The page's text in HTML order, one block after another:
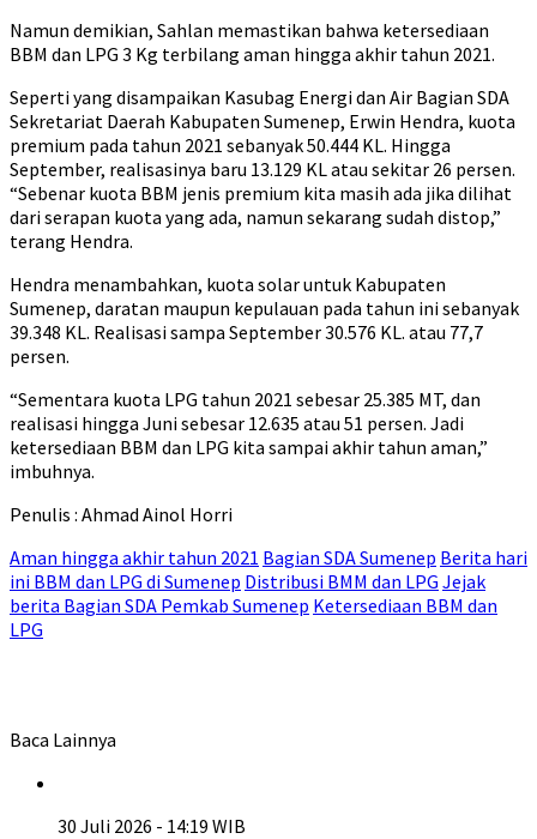
Namun demikian, Sahlan memastikan bahwa ketersediaan
BBM dan LPG 3 Kg terbilang aman hingga akhir tahun 2021.
Seperti yang disampaikan Kasubag Energi dan Air Bagian SDA
Sekretariat Daerah Kabupaten Sumenep, Erwin Hendra, kuota
premium pada tahun 2021 sebanyak 50.444 KL. Hingga
September, realisasinya baru 13.129 KL atau sekitar 26 persen.
“Sebenar kuota BBM jenis premium kita masih ada jika dilihat
dari serapan kuota yang ada, namun sekarang sudah distop,”
terang Hendra.
Hendra menambahkan, kuota solar untuk Kabupaten
Sumenep, daratan maupun kepulauan pada tahun ini sebanyak
39.348 KL. Realisasi sampa September 30.576 KL. atau 77,7
persen.
“Sementara kuota LPG tahun 2021 sebesar 25.385 MT, dan
realisasi hingga Juni sebesar 12.635 atau 51 persen. Jadi
ketersediaan BBM dan LPG kita sampai akhir tahun aman,”
imbuhnya.
Penulis : Ahmad Ainol Horri
Aman hingga akhir tahun 2021 Bagian SDA Sumenep Berita hari
ini BBM dan LPG di Sumenep Distribusi BMM dan LPG Jejak
berita Bagian SDA Pemkab Sumenep Ketersediaan BBM dan
LPG
Baca Lainnya
30 Juli 2026 - 14:19 WIB